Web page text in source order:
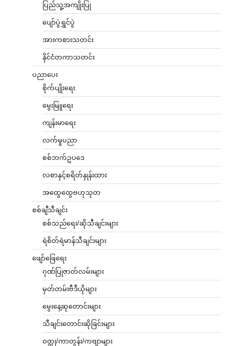
ပြည်သူ့အကျိုးပြု
ပျော်ပွဲရွှင်ပွဲ
အားကစားသတင်း
နိုင်ငံတကာသတင်း
ပညာပေး
စိုက်ပျိုးရေး
မွေးမြူရေး
ကျန်းမာရေး
လက်မှုပညာ
စစ်ဘက်ဥပဒေ
လစာနှင့်စရိတ်နှုန်းထား
အထွေထွေဗဟုသုတ
စစ်ချီသီချင်း
စစ်သည်ရေး/ဆိုသီချင်းများ
ရဲစိတ်ရဲမာန်သီချင်းများ
ဖျော်ဖြေရေး
ဂုဏ်ပြုဇာတ်လမ်းများ
မှတ်တမ်းဗီဒီယိုများ
မွေးနေ့ဆုတောင်းများ
သီချင်းတောင်းဆိုခြင်းများ
ဝတ္ထု/ကာတွန်း/ကဗျာများ